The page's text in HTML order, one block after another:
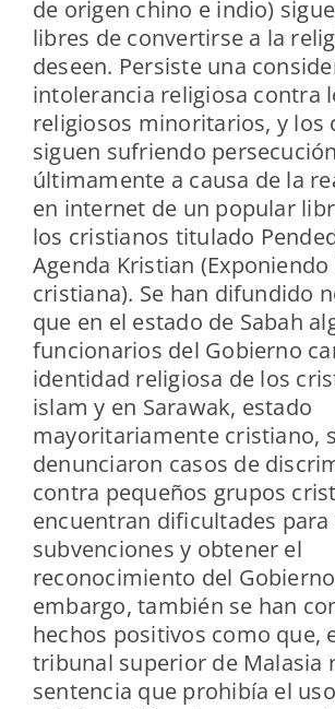
de origen chino e indio)
libres de convertirse a la
deseen. Persiste una
intolerancia religiosa contra
religiosos minoritarios, y los
siguen sufriendo
últimamente a causa de la
en internet de un popular
los cristianos titulado
Agenda Kristian (Exponiendo
cristiana). Se han difundido
que en el estado de Sabah
funcionarios del Gobierno
identidad religiosa de los
islam y en Sarawak, estado
mayoritariamente cristiano,
denunciaron casos de
contra pequeños grupos
encuentran dificultades
subvenciones y obtener el
reconocimiento del
embargo, también se han
hechos positivos como que,
tribunal superior de Malasia
sentencia que prohibía el